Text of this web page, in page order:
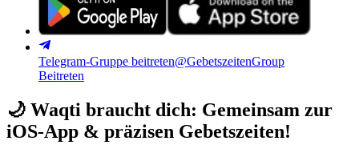
Telegram-Gruppe beitreten@GebetszeitenGroup
Beitreten
🌙 Waqti braucht dich: Gemeinsam zur
iOS-App & präzisen Gebetszeiten!